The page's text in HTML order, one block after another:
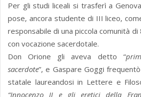
Per gli studi liceali si trasferì a
pose, ancora studente di III liceo,
responsabile di una piccola comunità
con vocazione sacerdotale.
Don Orione gli aveva detto “
sacerdote”, e Gaspare Goggi
statale laureandosi in Lettere e
“Innocenzo II e gli eretici della